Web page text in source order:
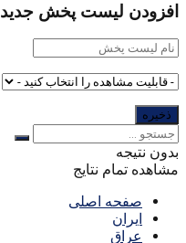
افزودن لیست پخش جدید
بدون نتیجه
مشاهده تمام نتایج
صفحه اصلی
ایران
عراق